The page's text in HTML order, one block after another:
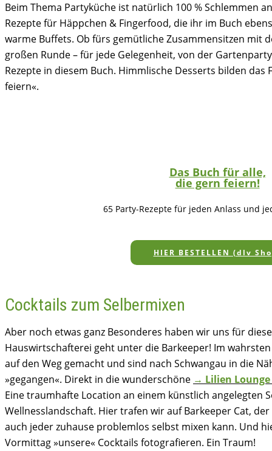
Beim Thema Partyküche ist natürlich 100 % Schlemmen
Rezepte für Häppchen & Fingerfood, die ihr im Buch
warme Buffets. Ob fürs gemütliche Zusammensitzen mit
großen Runde – für jede Gelegenheit, von der
Rezepte in diesem Buch. Himmlische Desserts bilden das
feiern«.
Das Buch für alle,
die gern feiern!
65 Party-Rezepte für jeden Anlass und
HIER BESTELLEN (dlv
Cocktails zum Selbermixen
Aber noch etwas ganz Besonderes haben wir uns für
Hauswirtschafterei geht unter die Barkeeper! Im
auf den Weg gemacht und sind nach Schwangau in die
»gegangen«. Direkt in die wunderschöne → Lilien
Eine traumhafte Location an einem künstlich angelegten
Wellnesslandschaft. Hier trafen wir auf Barkeeper Cat,
auch jeder zuhause problemlos selbst mixen kann. Und
Vormittag »unsere« Cocktails fotografieren. Ein Traum!